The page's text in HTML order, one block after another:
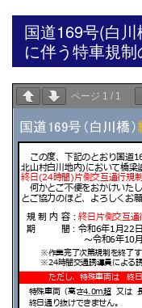
国道169号(白
に伴う特車規
ページ 1 / 1